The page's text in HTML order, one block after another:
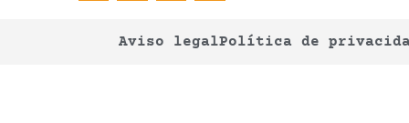
Aviso legalPolítica de